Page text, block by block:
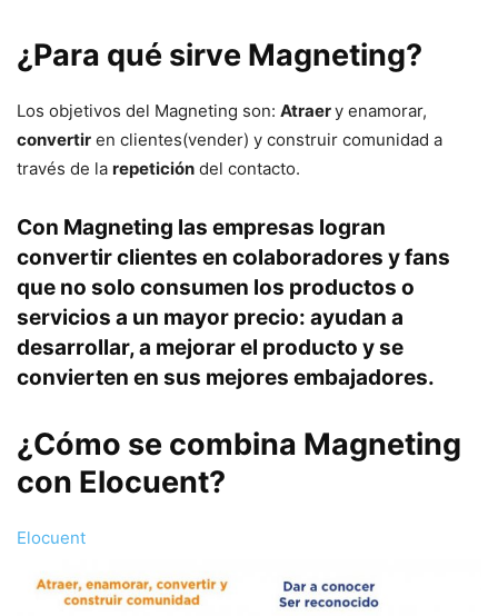
¿Para qué sirve Magneting?
Los objetivos del Magneting son: Atraery enamorar,
convertir en clientes(vender) y construir comunidad a
través de la repetición del contacto.
Con Magneting las empresas logran
convertir clientes en colaboradores y fans
que no solo consumen los productos o
servicios a un mayor precio: ayudan a
desarrollar, a mejorar el producto y se
convierten en sus mejores embajadores.
¿Cómo se combina Magneting
con Elocuent?
Elocuent